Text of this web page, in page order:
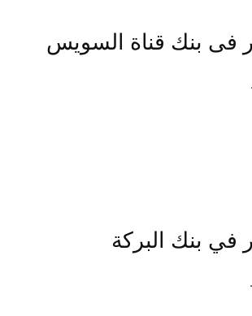
فى بنك قناة السويس
في بنك البركة